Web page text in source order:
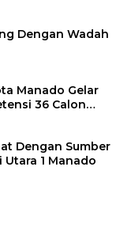
Dengan Wadah
Manado Gelar
36 Calon
Dengan Sumber
Utara 1 Manado